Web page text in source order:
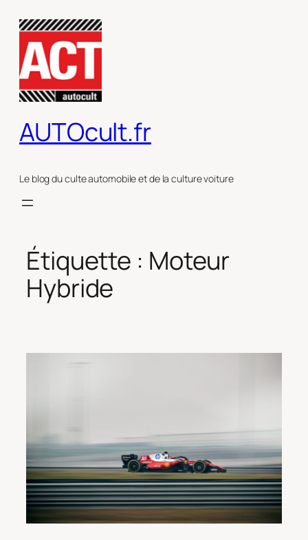
contenu
AUTOcult.fr
Le blog du culte automobile et de la culture voiture
Étiquette : Moteur
Hybride